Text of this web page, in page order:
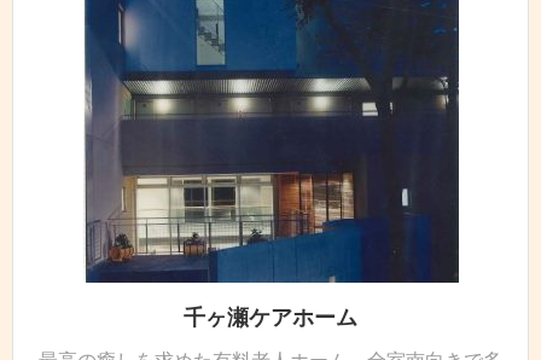
千ヶ瀬ケアホーム